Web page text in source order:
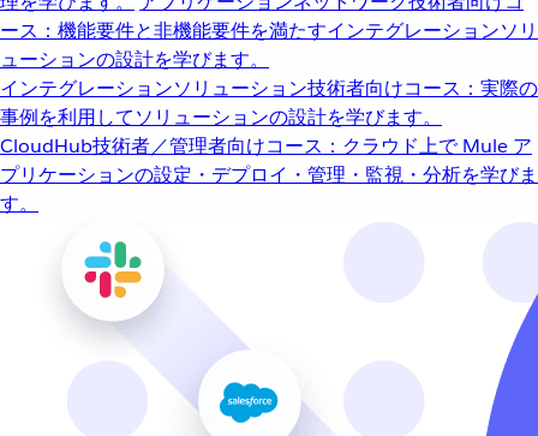
ース：機能要件と非機能要件を満たすインテグレーションソリ
ューションの設計を学びます。
インテグレーションソリューション技術者向けコース：実際の
事例を利用してソリューションの設計を学びます。
CloudHub技術者／管理者向けコース：クラウド上で Mule ア
プリケーションの設定・デプロイ・管理・監視・分析を学びま
す。